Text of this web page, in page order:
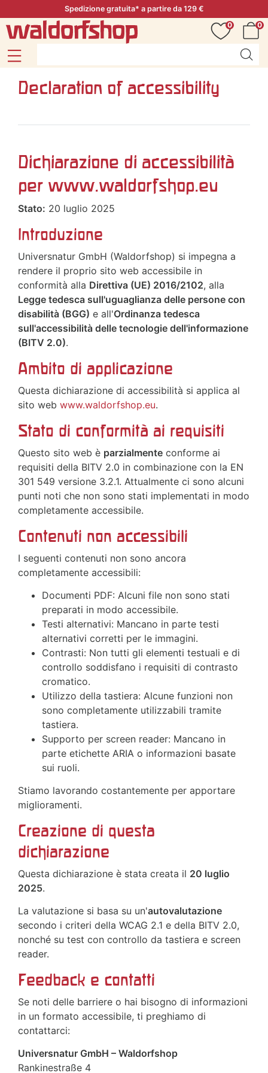
Spedizione gratuita* a partire da 129 €
0
0
Declaration of accessibility
Dichiarazione di accessibilità
per www.waldorfshop.eu
Stato: 20 luglio 2025
Introduzione
Universnatur GmbH (Waldorfshop) si impegna a
rendere il proprio sito web accessibile in
conformità alla Direttiva (UE) 2016/2102, alla
Legge tedesca sull'uguaglianza delle persone con
disabilità (BGG) e all'Ordinanza tedesca
sull'accessibilità delle tecnologie dell'informazione
(BITV 2.0).
Ambito di applicazione
Questa dichiarazione di accessibilità si applica al
sito web www.waldorfshop.eu.
Stato di conformità ai requisiti
Questo sito web è parzialmente conforme ai
requisiti della BITV 2.0 in combinazione con la EN
301 549 versione 3.2.1. Attualmente ci sono alcuni
punti noti che non sono stati implementati in modo
completamente accessibile.
Contenuti non accessibili
I seguenti contenuti non sono ancora
completamente accessibili:
Documenti PDF: Alcuni file non sono stati
preparati in modo accessibile.
Testi alternativi: Mancano in parte testi
alternativi corretti per le immagini.
Contrasti: Non tutti gli elementi testuali e di
controllo soddisfano i requisiti di contrasto
cromatico.
Utilizzo della tastiera: Alcune funzioni non
sono completamente utilizzabili tramite
tastiera.
Supporto per screen reader: Mancano in
parte etichette ARIA o informazioni basate
sui ruoli.
Stiamo lavorando costantemente per apportare
miglioramenti.
Creazione di questa
dichiarazione
Questa dichiarazione è stata creata il 20 luglio
2025.
La valutazione si basa su un'autovalutazione
secondo i criteri della WCAG 2.1 e della BITV 2.0,
nonché su test con controllo da tastiera e screen
reader.
Feedback e contatti
Se noti delle barriere o hai bisogno di informazioni
in un formato accessibile, ti preghiamo di
contattarci:
Universnatur GmbH – Waldorfshop
Rankinestraße 4